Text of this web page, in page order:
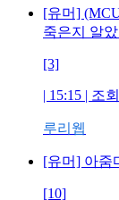
[유머]
죽은지 알
[3]
| 15:15 | 조회
루리웹
[유머] 아줌
[10]